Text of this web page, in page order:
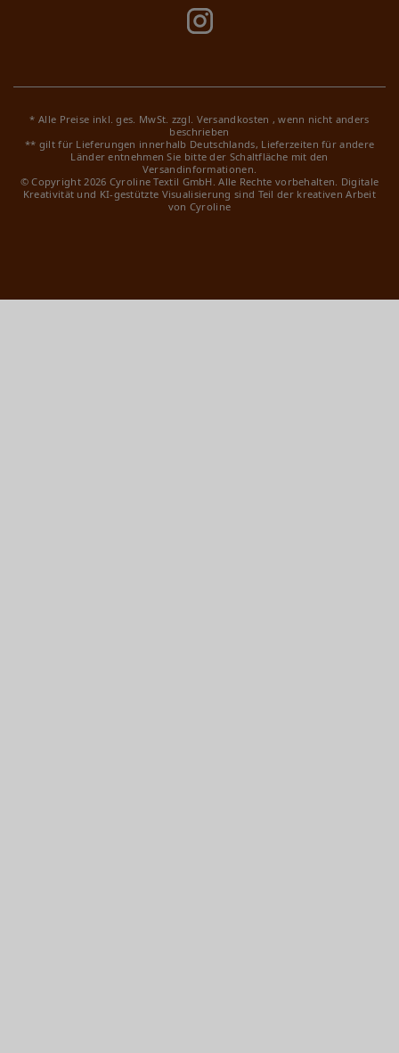
* Alle Preise inkl. ges. MwSt. zzgl. Versandkosten , wenn nicht anders
beschrieben
** gilt für Lieferungen innerhalb Deutschlands, Lieferzeiten für andere
Länder entnehmen Sie bitte der Schaltfläche mit den
Versandinformationen.
© Copyright 2026 Cyroline Textil GmbH. Alle Rechte vorbehalten. Digitale
Kreativität und KI-gestützte Visualisierung sind Teil der kreativen Arbeit
von Cyroline